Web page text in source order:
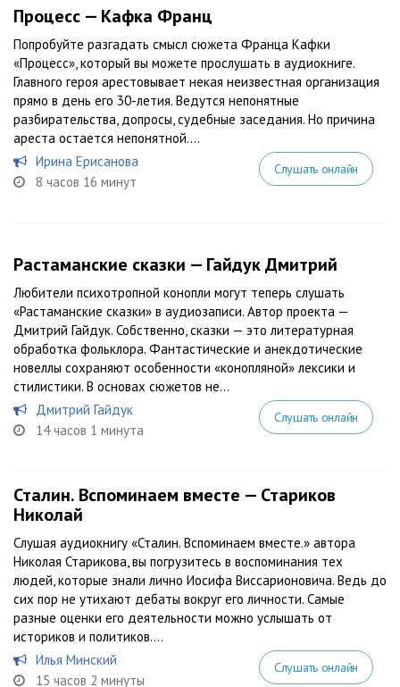
Процесс — Кафка Франц
Попробуйте разгадать смысл сюжета Франца Кафки
«Процесс», который вы можете прослушать в аудиокниге.
Главного героя арестовывает некая неизвестная организация
прямо в день его 30-летия. Ведутся непонятные
разбирательства, допросы, судебные заседания. Но причина
ареста остается непонятной....
Ирина Ерисанова
8 часов 16 минут
Слушать онлайн
Растаманские сказки — Гайдук Дмитрий
Любители психотропной конопли могут теперь слушать
«Растаманские сказки» в аудиозаписи. Автор проекта —
Дмитрий Гайдук. Собственно, сказки — это литературная
обработка фольклора. Фантастические и анекдотические
новеллы сохраняют особенности «конопляной» лексики и
стилистики. В основах сюжетов не...
Дмитрий Гайдук
14 часов 1 минута
Слушать онлайн
Сталин. Вспоминаем вместе — Стариков
Николай
Слушая аудиокнигу «Сталин. Вспоминаем вместе.» автора
Николая Старикова, вы погрузитесь в воспоминания тех
людей, которые знали лично Иосифа Виссарионовича. Ведь до
сих пор не утихают дебаты вокруг его личности. Самые
разные оценки его деятельности можно услышать от
историков и политиков....
Илья Минский
15 часов 2 минуты
Слушать онлайн